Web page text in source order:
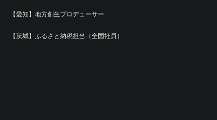
【愛知】地方創生プロデューサー
【茨城】ふるさと納税担当（全国社員）